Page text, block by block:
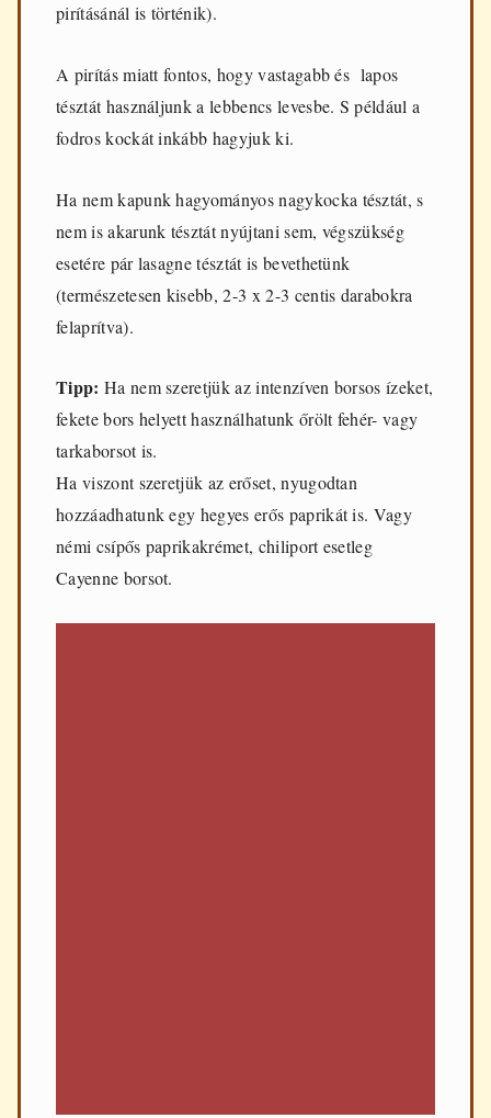
pirításánál is történik).
A pirítás miatt fontos, hogy vastagabb és lapos
tésztát használjunk a lebbencs levesbe. S például a
fodros kockát inkább hagyjuk ki.
Ha nem kapunk hagyományos nagykocka tésztát, s
nem is akarunk tésztát nyújtani sem, végszükség
esetére pár lasagne tésztát is bevethetünk
(természetesen kisebb, 2-3 x 2-3 centis darabokra
felaprítva).
Tipp: Ha nem szeretjük az intenzíven borsos ízeket,
fekete bors helyett használhatunk őrölt fehér- vagy
tarkaborsot is.
Ha viszont szeretjük az erőset, nyugodtan
hozzáadhatunk egy hegyes erős paprikát is. Vagy
némi csípős paprikakrémet, chiliport esetleg
Cayenne borsot.